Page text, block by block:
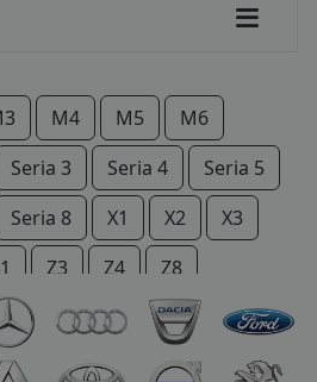
COMPANII
M4 M5
M6
Seria 3 Seria 4
Seria 5
Seria 8 X1 X2
X3
Z3 Z4 Z8